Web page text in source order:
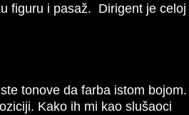
figuru i pasaž. Dirigent je celoj
tonove da farba istom bojom.
Kako ih mi kao slušaoci